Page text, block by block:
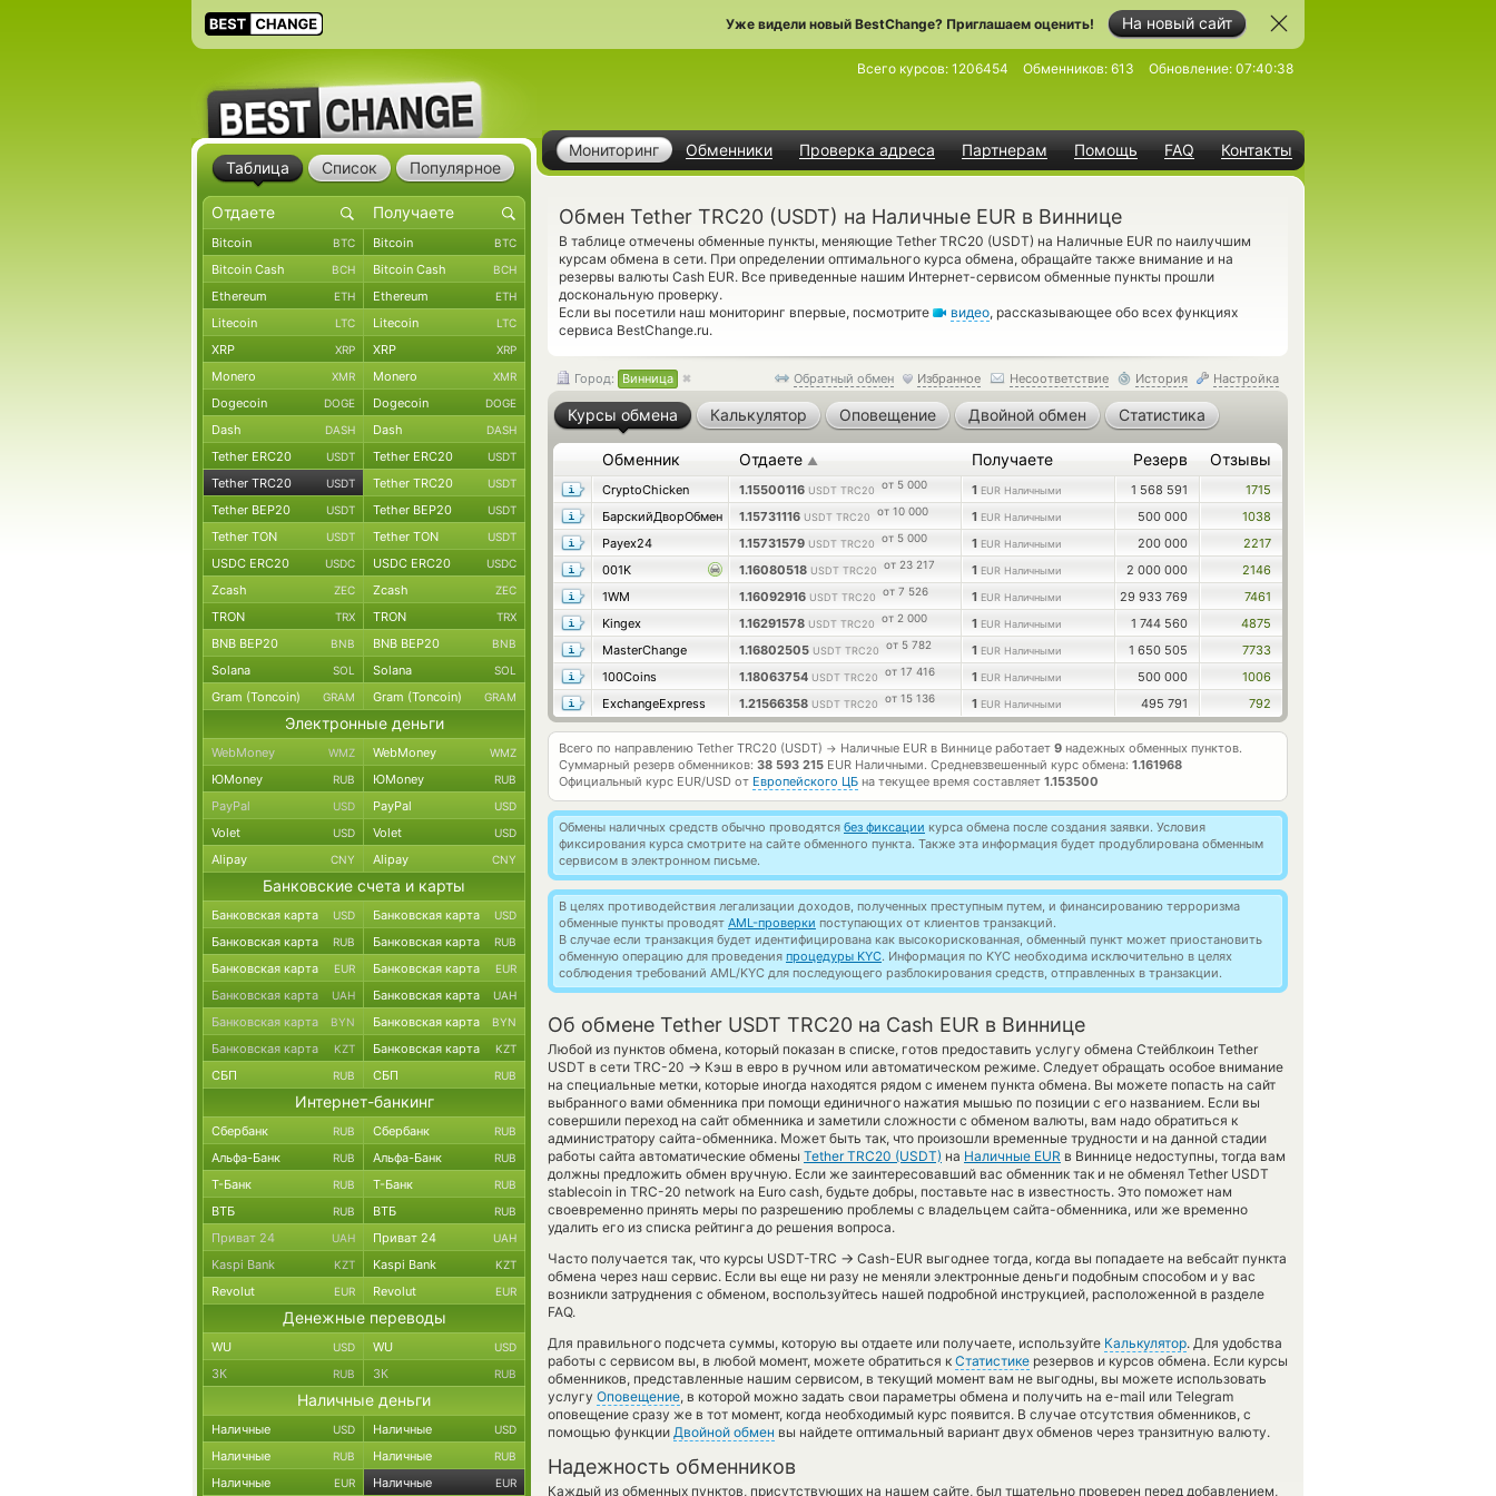
На новый сайт
Уже видели новый BestChange? Приглашаем оценить!
Мониторинг Обменники Проверка адреса Партнерам Помощь FAQ Контакты
Всего курсов: 1206454 Обменников: 613 Обновление: 07:40:38
Обмен Tether TRC20 (USDT) на Наличные EUR в Виннице
В таблице отмечены обменные пункты, меняющие Tether TRC20 (USDT) на Наличные EUR по наилучшим
курсам обмена в сети. При определении оптимального курса обмена, обращайте также внимание и на
резервы валюты Cash EUR. Все приведенные нашим Интернет-сервисом обменные пункты прошли
доскональную проверку.
Если вы посетили наш мониторинг впервые, посмотрите
видео, рассказывающее обо всех функциях
сервиса BestChange.ru.
Обратный обмен Избранное Несоответствие История Настройка
Город: Винница
Курсы обмена Калькулятор Оповещение Двойной обмен Статистика
Обменник Отдаете ▲ Получаете Резерв Отзывы
CryptoChicken 1.15500116 USDT TRC20 от 5 000 1 EUR Наличными 1 568 591
1715
БарскийДворОбмен
1.15731116 USDT TRC20 от 10 000 1 EUR Наличными 500 000
1038
Payex24
1.15731579 USDT TRC20 от 5 000 1 EUR Наличными 200 000
2217
001K
1.16080518 USDT TRC20 от 23 217 1 EUR Наличными 2 000 000
2146
1WM
1.16092916 USDT TRC20 от 7 526 1 EUR Наличными 29 933 769
7461
Kingex
1.16291578 USDT TRC20 от 2 000 1 EUR Наличными 1 744 560
4875
MasterChange
1.16802505 USDT TRC20 от 5 782 1 EUR Наличными 1 650 505
7733
100Coins
1.18063754 USDT TRC20 от 17 416 1 EUR Наличными 500 000
1006
ExchangeExpress
1.21566358 USDT TRC20 от 15 136 1 EUR Наличными 495 791 792
Всего по направлению Tether TRC20 (USDT) → Наличные EUR в Виннице работает 9 надежных обменных пунктов.
Суммарный резерв обменников: 38 593 215 EUR Наличными. Средневзвешенный курс обмена: 1.161968
Официальный курс EUR/USD от Европейского ЦБ на текущее время составляет 1.153500
Обмены наличных средств обычно проводятся без фиксации курса обмена после создания заявки. Условия
фиксирования курса смотрите на сайте обменного пункта. Также эта информация будет продублирована обменным
сервисом в электронном письме.
В целях противодействия легализации доходов, полученных преступным путем, и финансированию терроризма
обменные пункты проводят AML-проверки поступающих от клиентов транзакций.
В случае если транзакция будет идентифицирована как высокорискованная, обменный пункт может приостановить
обменную операцию для проведения процедуры KYC. Информация по KYC необходима исключительно в целях
соблюдения требований AML/KYC для последующего разблокирования средств, отправленных в транзакции.
Об обмене Tether USDT TRC20 на Cash EUR в Виннице
Любой из пунктов обмена, который показан в списке, готов предоставить услугу обмена Стейблкоин Tether
USDT в сети TRC-20 → Кэш в евро в ручном или автоматическом режиме. Следует обращать особое внимание
на специальные метки, которые иногда находятся рядом с именем пункта обмена. Вы можете попасть на сайт
выбранного вами обменника при помощи единичного нажатия мышью по позиции с его названием. Если вы
совершили переход на сайт обменника и заметили сложности с обменом валюты, вам надо обратиться к
администратору сайта-обменника. Может быть так, что произошли временные трудности и на данной стадии
работы сайта автоматические обмены Tether TRC20 (USDT) на Наличные EUR в Виннице недоступны, тогда вам
должны предложить обмен вручную. Если же заинтересовавший вас обменник так и не обменял Tether USDT
stablecoin in TRC-20 network на Euro cash, будьте добры, поставьте нас в известность. Это поможет нам
своевременно принять меры по разрешению проблемы с владельцем сайта-обменника, или же временно
удалить его из списка рейтинга до решения вопроса.
Часто получается так, что курсы USDT-TRC → Cash-EUR выгоднее тогда, когда вы попадаете на вебсайт пункта
обмена через наш сервис. Если вы еще ни разу не меняли электронные деньги подобным способом и у вас
возникли затруднения с обменом, воспользуйтесь нашей подробной инструкцией, расположенной в разделе
FAQ.
Для правильного подсчета суммы, которую вы отдаете или получаете, используйте Калькулятор. Для удобства
работы с сервисом вы, в любой момент, можете обратиться к Статистике резервов и курсов обмена. Если курсы
обменников, представленные нашим сервисом, в текущий момент вам не выгодны, вы можете использовать
услугу Оповещение, в которой можно задать свои параметры обмена и получить на e-mail или Telegram
оповещение сразу же в тот момент, когда необходимый курс появится. В случае отсутствия обменников, с
помощью функции Двойной обмен вы найдете оптимальный вариант двух обменов через транзитную валюту.
Надежность обменников
Каждый из обменных пунктов, присутствующих на нашем сайте, был тщательно проверен перед добавлением,
Таблица Список Популярное
Bitcoin BTC Bitcoin BTC
Bitcoin Cash BCH Bitcoin Cash BCH
Ethereum ETH Ethereum ETH
Litecoin LTC Litecoin LTC
XRP XRP XRP XRP
Monero XMR Monero XMR
Dogecoin DOGE Dogecoin DOGE
Dash DASH Dash DASH
Tether ERC20 USDT Tether ERC20 USDT
Tether TRC20 USDT Tether TRC20 USDT
Tether BEP20 USDT Tether BEP20 USDT
Tether TON USDT Tether TON USDT
USDC ERC20 USDC USDC ERC20 USDC
Zcash ZEC Zcash ZEC
TRON TRX TRON TRX
BNB BEP20 BNB BNB BEP20 BNB
Solana SOL Solana SOL
Gram (Toncoin) GRAM Gram (Toncoin) GRAM
Электронные деньги
WebMoney WMZ WebMoney WMZ
ЮMoney RUB ЮMoney RUB
PayPal USD PayPal USD
Volet USD Volet USD
Alipay CNY Alipay CNY
Банковские счета и карты
Банковская карта USD Банковская карта USD
Банковская карта RUB Банковская карта RUB
Банковская карта EUR Банковская карта EUR
Банковская карта UAH Банковская карта UAH
Банковская карта BYN Банковская карта BYN
Банковская карта KZT Банковская карта KZT
СБП RUB СБП RUB
Интернет-банкинг
Сбербанк RUB Сбербанк RUB
Альфа-Банк RUB Альфа-Банк RUB
Т-Банк RUB Т-Банк RUB
ВТБ RUB ВТБ RUB
Приват 24 UAH Приват 24 UAH
Kaspi Bank KZT Kaspi Bank KZT
Revolut EUR Revolut EUR
Денежные переводы
WU USD WU USD
ЗК RUB ЗК RUB
Наличные деньги
Наличные USD Наличные USD
Наличные RUB Наличные RUB
Наличные EUR Наличные EUR